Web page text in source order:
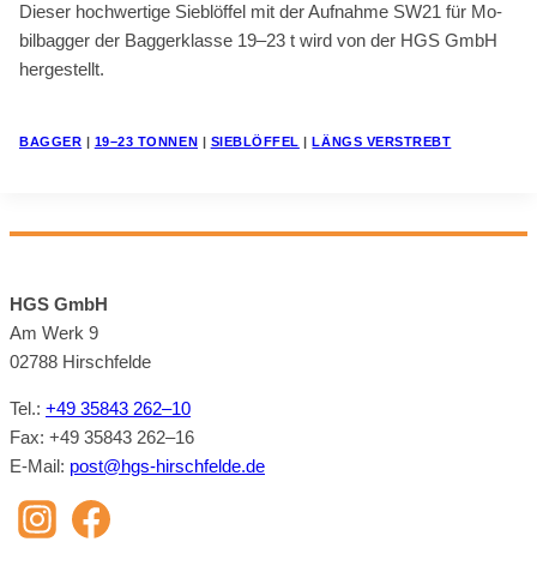
Die­ser hoch­wer­ti­ge Sieb­löf­fel mit der Auf­nah­me SW21 für Mo­
bil­bag­ger der Bag­ger­klas­se 19–23 t wird von der HGS GmbH
her­ge­stellt.
BAG­GER | 19–23 TON­NEN | SIEB­LÖF­FEL |LÄNGS VER­STREBT
HGS GmbH
Am Werk 9
02788 Hirsch­felde
Tel.: +49 35843 262–10
Fax: +49 35843 262–16
E‑Mail: post@​hgs-​hirschfelde.​de